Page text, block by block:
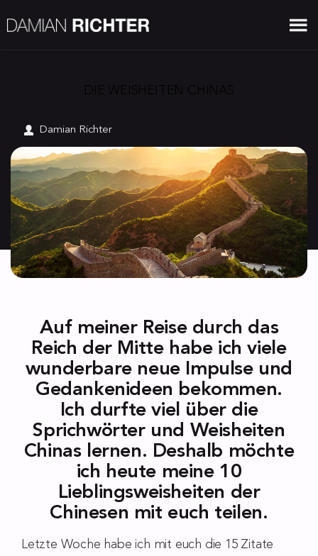
Damian Richter
Auf meiner Reise durch das
Reich der Mitte habe ich viele
wunderbare neue Impulse und
Gedankenideen bekommen.
Ich durfte viel über die
Sprichwörter und Weisheiten
Chinas lernen. Deshalb möchte
ich heute meine 10
Lieblingsweisheiten der
Chinesen mit euch teilen.
Letzte Woche habe ich mit euch die 15 Zitate